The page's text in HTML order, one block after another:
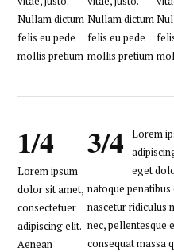
Nullam dictum
felis eu pede
mollis pretium
Nullam dictum
felis eu pede
mollis pretium
1/4
Lorem ipsum
dolor sit amet,
consectetuer
adipiscing elit.
Aenean
3/4
Lorem
eget
natoque
nascetur ridiculus
nec, pellentesque
consequat massa